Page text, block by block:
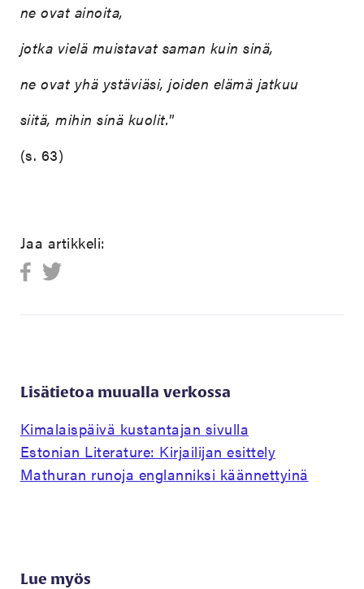
ne ovat ainoita,
jotka vielä muistavat saman kuin sinä,
ne ovat yhä ystäviäsi, joiden elämä jatkuu
siitä, mihin sinä kuolit.”
(s. 63)
Jaa artikkeli:
Lisätietoa muualla verkossa
Kimalaispäivä kustantajan sivulla
Estonian Literature: Kirjailijan esittely
Mathuran runoja englanniksi käännettyinä
Lue myös